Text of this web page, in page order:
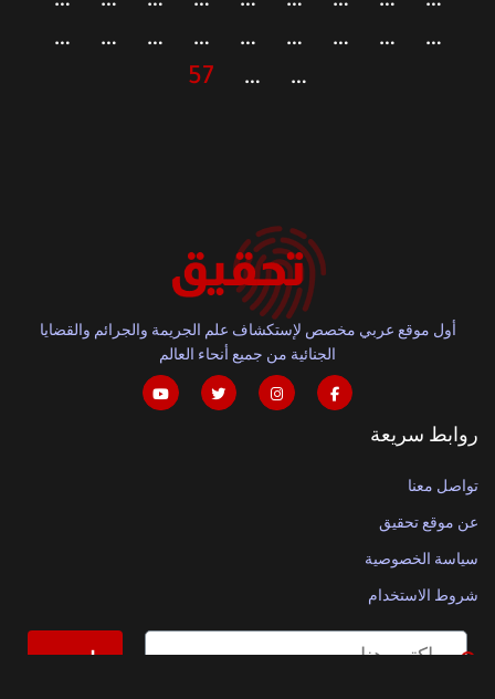
…
…
…
…
…
…
…
…
…
…
…
57
أول موقع عربي مخصص لإستكشاف علم الجريمة والجرائم والقضايا
الجنائية من جميع أنحاء العالم
روابط سريعة
تواصل معنا
عن موقع تحقيق
سياسة الخصوصية
شروط الاستخدام
ابحث